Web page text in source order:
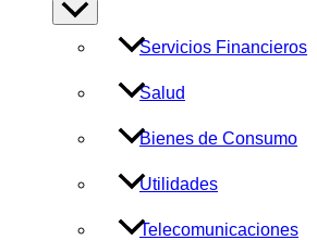
Alternar
menú
Servicios Financieros
Salud
Bienes de Consumo
Utilidades
Telecomunicaciones